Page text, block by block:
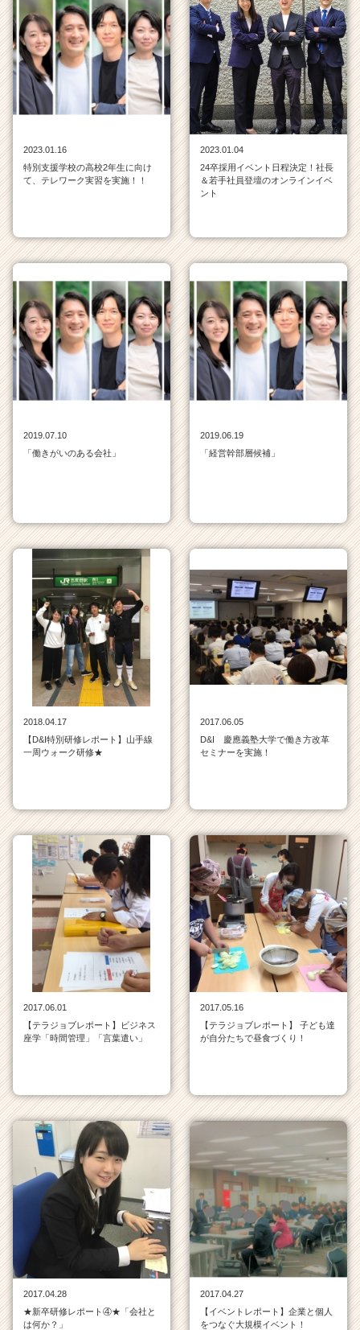
届
く
就
活
イ
ト
ャ
h
e
C
a
r
e
2023.01.16
特別支援学校の高校2年生に向け
て、テレワーク実習を実施！！
2023.01.04
24卒採用イベント日程決定！社長
＆若手社員登壇のオンラインイベ
ント
2019.07.10
「働きがいのある会社」
2019.06.19
「経営幹部層候補」
2018.04.17
【D&I特別研修レポート】山手線
一周ウォーク研修★
2017.06.05
D&I 慶應義塾大学で働き方改革
セミナーを実施！
2017.06.01
【テラジョブレポート】ビジネス
座学「時間管理」「言葉遣い」
2017.05.16
【テラジョブレポート】 子ども達
が自分たちで昼食づくり！
2017.04.28
★新卒研修レポート④★「会社と
は何か？」
2017.04.27
【イベントレポート】企業と個人
をつなぐ大規模イベント！